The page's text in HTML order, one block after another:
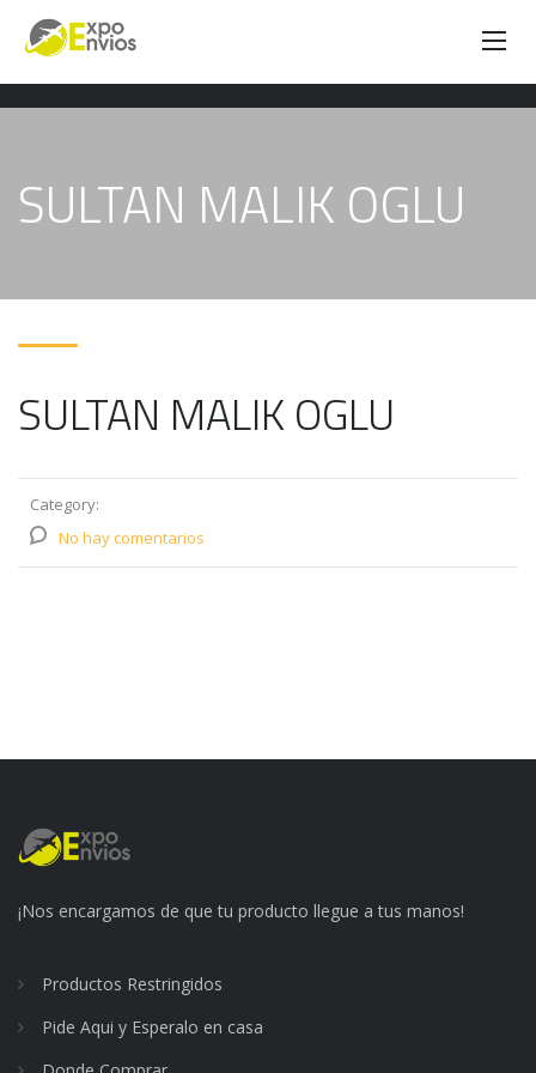
SULTAN MALIK OGLU
SULTAN MALIK OGLU
Category:
No hay comentarios
¡Nos encargamos de que tu producto llegue a tus manos!
Productos Restringidos
Pide Aqui y Esperalo en casa